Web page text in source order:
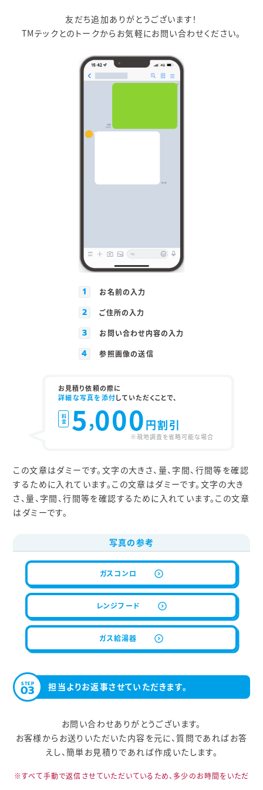
友だち追加ありがとうございます！
TMテックとのトークからお気軽にお問い合わせください。
1 お名前の入力
2 ご住所の入力
3 お問い合わせ内容の入力
4 参照画像の送信
お見積り依頼の際に
詳細な写真を添付していただくことで、
料金 5,000円割引
※現地調査を省略可能な場合
この文章はダミーです。文字の大きさ、量、字間、行間等を確認
するために入れています。この文章はダミーです。文字の大き
さ、量、字間、行間等を確認するために入れています。この文章
はダミーです。
写真の参考
ガスコンロ
レンジフード
ガス給湯器
STEP
03 担当よりお返事させていただきます。
お問い合わせありがとうございます。
お客様からお送りいただいた内容を元に、質問であればお答
えし、簡単お見積りであれば作成いたします。
※すべて手動で返信させていただいているため、多少のお時間をいただ